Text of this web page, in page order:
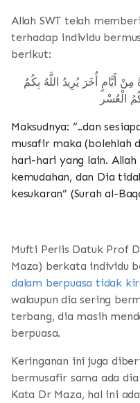
Allah SWT telah
terhadap individu
berikut:
أَيَّامٍ أُخَرَ يُرِيدُ اللَّهُ بِكُمُ
الْعُسْر
Maksudnya: “..dan
musafir maka (bolehlah
hari-hari yang lain. Allah
kemudahan, dan Dia
kesukaran” (Surah al-
Mufti Perlis Datuk Prof
Maza) berkata individu
dalam berpuasa tidak
walaupun dia sering
terbang, dia masih
berpuasa.
Keringanan ini juga
bermusafir sama ada
Kata Dr Maza, hal ini